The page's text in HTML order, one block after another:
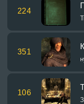
224
351
106